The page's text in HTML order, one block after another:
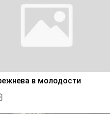
в молодости